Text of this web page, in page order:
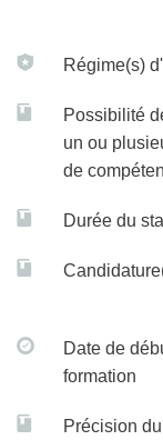
éducatif,
Aider à
Régime(s)
Possibilité
un ou
de
Durée du
Date de
formation
Précision